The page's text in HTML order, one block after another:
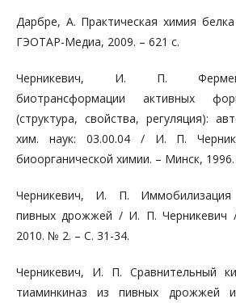
Дарбре, А. Практическая химия
ГЭОТАР-Медиа, 2009. – 621 с.
Черникевич, И. П.
биотрансформации активных
(структура, свойства, регуляция):
хим. наук: 03.00.04 / И. П.
биоорганической химии. – Минск, 1996.
Черникевич, И. П. Иммобилизация
пивных дрожжей / И. П. Черникевич
2010. № 2. – С. 31-34.
Черникевич, И. П. Сравнительный
тиаминкиназ из пивных дрожжей